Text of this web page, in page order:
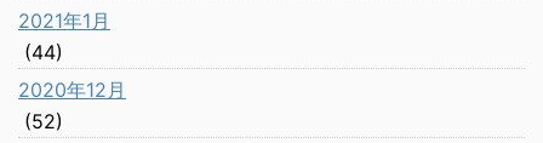
2021年1月
(44)
2020年12月
(52)